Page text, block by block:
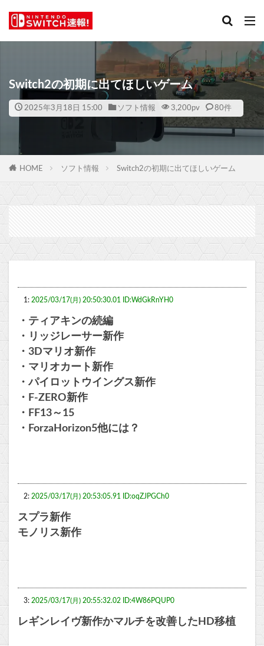
Switch2の初期に出てほしいゲーム
2025年3月18日 15:00 ソフト情報 3,200pv 80件
HOME ソフト情報 Switch2の初期に出てほしいゲーム
1: 2025/03/17(月) 20:50:30.01 ID:WdGkRnYH0
・ティアキンの続編
・リッジレーサー新作
・3Dマリオ新作
・マリオカート新作
・パイロットウイングス新作
・F-ZERO新作
・FF13～15
・ForzaHorizon5他には？
2: 2025/03/17(月) 20:53:05.91 ID:oqZJPGCh0
スプラ新作
モノリス新作
3: 2025/03/17(月) 20:55:32.02 ID:4W86PQUP0
レギンレイヴ新作かマルチを改善したHD移植